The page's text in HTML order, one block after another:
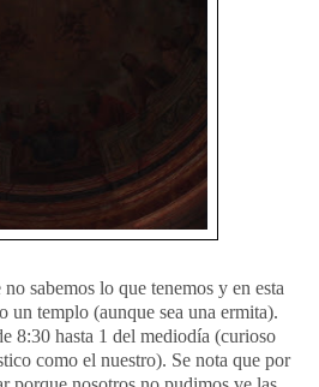
sabemos lo que tenemos y en esta
un templo (aunque sea una ermita).
8:30 hasta 1 del mediodía (curioso
como el nuestro). Se nota que por